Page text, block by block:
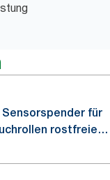
für
rostfreier